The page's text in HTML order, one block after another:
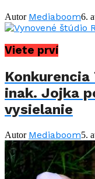
Autor Mediaboom6.
Viete prví
inak. Jojka
vysielanie
Autor Mediaboom5.